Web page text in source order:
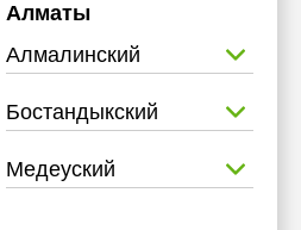
Алматы
Алмалинский
Бостандыкский
Медеуский